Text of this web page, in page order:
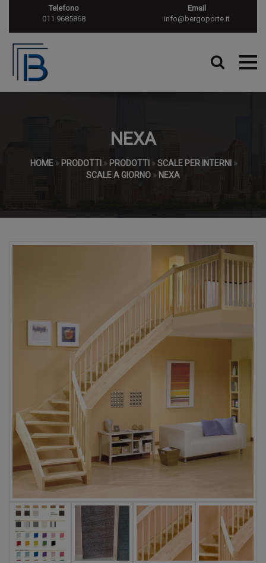
Telefono
011 9685868
Email
info@bergoporte.it
NEXA
HOME » PRODOTTI » PRODOTTI »SCALE PER INTERNI »
SCALE A GIORNO » NEXA